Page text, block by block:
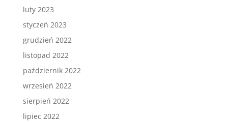
luty 2023
styczeń 2023
grudzień 2022
listopad 2022
październik 2022
wrzesień 2022
sierpień 2022
lipiec 2022